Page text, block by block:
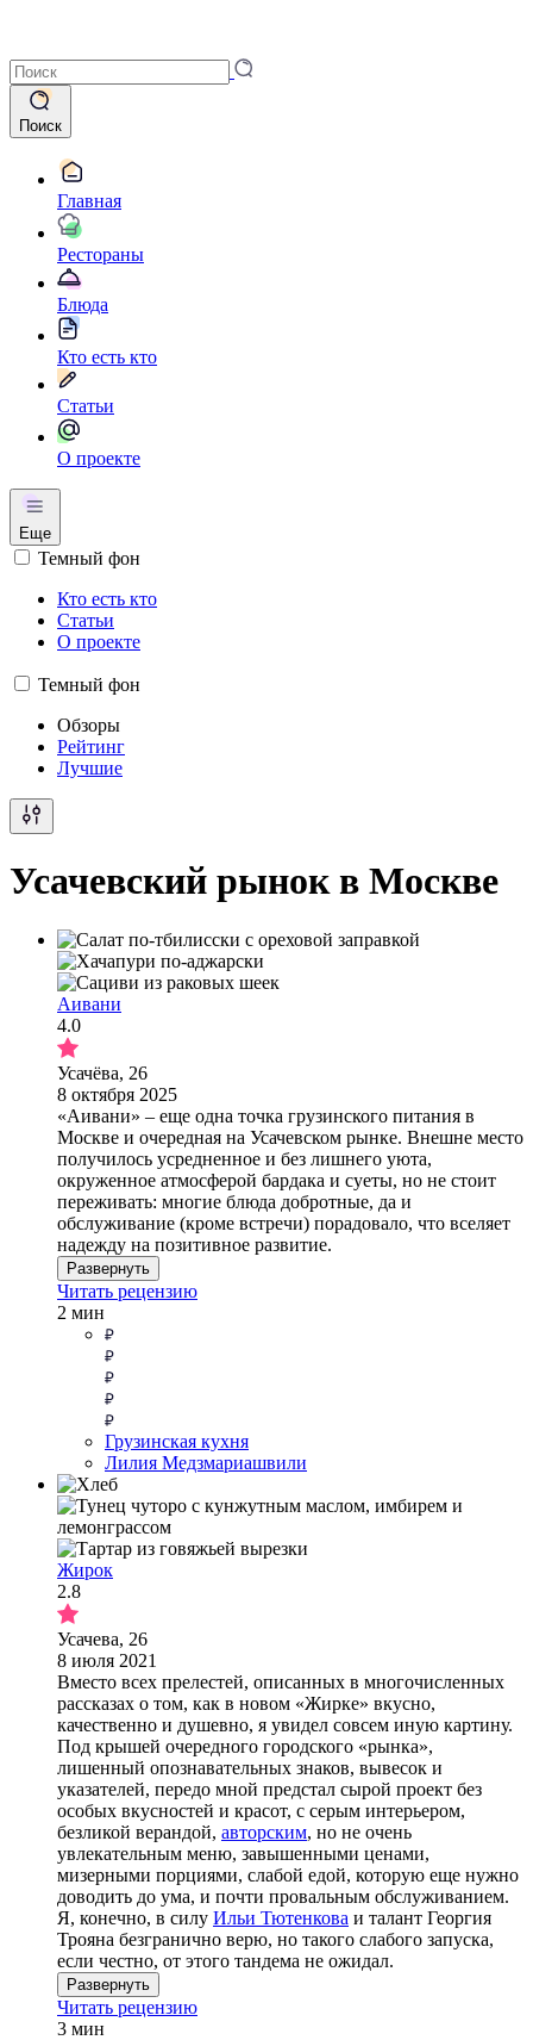
Поиск
Главная
Рестораны
Блюда
Кто есть кто
Статьи
О проекте
Еще
Темный фон
Кто есть кто
Статьи
О проекте
Темный фон
Обзоры
Рейтинг
Лучшие
Усачевский рынок в Москве
Аивани
4.0
Усачёва, 26
8 октября 2025
«Аивани» – еще одна точка грузинского питания в
Москве и очередная на Усачевском рынке. Внешне место
получилось усредненное и без лишнего уюта,
окруженное атмосферой бардака и суеты, но не стоит
переживать: многие блюда добротные, да и
обслуживание (кроме встречи) порадовало, что вселяет
надежду на позитивное развитие.
Развернуть
Читать рецензию
2 мин
Грузинская кухня
Лилия Медзмариашвили
Жирок
2.8
Усачева, 26
8 июля 2021
Вместо всех прелестей, описанных в многочисленных
рассказах о том, как в новом «Жирке» вкусно,
качественно и душевно, я увидел совсем иную картину.
Под крышей очередного городского «рынка»,
лишенный опознавательных знаков, вывесок и
указателей, передо мной предстал сырой проект без
особых вкусностей и красот, с серым интерьером,
безликой верандой, авторским, но не очень
увлекательным меню, завышенными ценами,
мизерными порциями, слабой едой, которую еще нужно
доводить до ума, и почти провальным обслуживанием.
Я, конечно, в силу Ильи Тютенкова и талант Георгия
Трояна безгранично верю, но такого слабого запуска,
если честно, от этого тандема не ожидал.
Развернуть
Читать рецензию
3 мин